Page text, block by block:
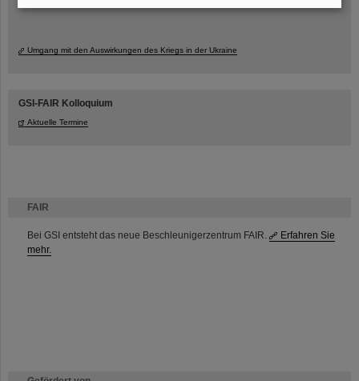
FAIR
Bei GSI entsteht das neue Beschleunigerzentrum FAIR.
Erfahren Sie
mehr.
Umgang mit den Auswirkungen des Kriegs in der Ukraine
GSI-FAIR Kolloquium
Aktuelle Termine